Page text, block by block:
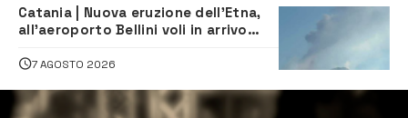
Catania | Nuova eruzione dell’Etna,
all’aeroporto Bellini voli in arrivo
7 AGOSTO 2026